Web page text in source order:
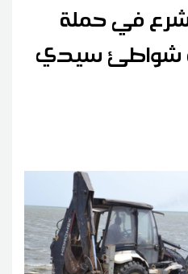
في حملة
شواطئ سيدي